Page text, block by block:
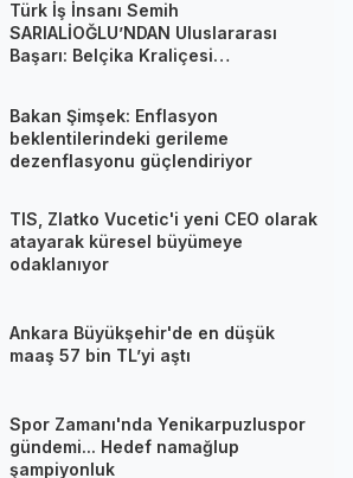
Türk İş İnsanı Semih
SARIALİOĞLU’NDAN Uluslararası
Başarı: Belçika Kraliçesi
Bakan Şimşek: Enflasyon
beklentilerindeki gerileme
dezenflasyonu güçlendiriyor
TIS, Zlatko Vucetic'i yeni CEO olarak
atayarak küresel büyümeye
odaklanıyor
Ankara Büyükşehir'de en düşük
maaş 57 bin TL’yi aştı
Spor Zamanı'nda Yenikarpuzluspor
gündemi... Hedef namağlup
şampiyonluk